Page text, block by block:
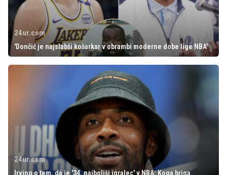
24ur.com
'Dončić je najslabši košarkar v obrambi moderne dobe lige NBA'
24ur.com
Irving o tem, da je '34. najboljši igralec' v NBA: Koga briga